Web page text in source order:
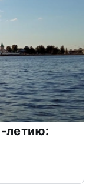
летию: